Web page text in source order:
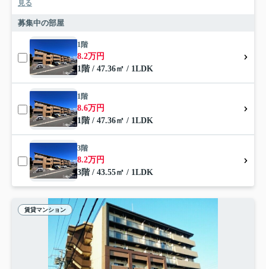
見る
募集中の部屋
1階
8.2万円
1階 / 47.36㎡ / 1LDK
1階
8.6万円
1階 / 47.36㎡ / 1LDK
3階
8.2万円
3階 / 43.55㎡ / 1LDK
賃貸マンション